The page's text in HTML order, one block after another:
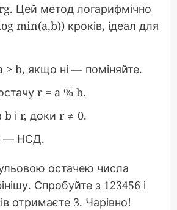
Цей метод логарифмічно
min(a,b)) кроків, ідеал для
> b, якщо ні — поміняйте.
r = a % b.
b і r, доки r ≠ 0.
— НСД.
остачею числа
Спробуйте з 123456 і
отримаєте 3. Чарівно!